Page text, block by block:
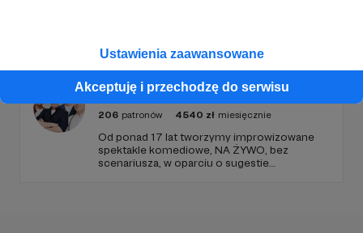
Ustawienia zaawansowane
Akceptuję i przechodzę do serwisu
opowiadania i oryginalnych przestrzeni do
grania, które w połączeniu z poczuciem
humoru dają zupełnie nową jakość
teatralnego doświadczenia.
Grupa AD HOC
206 patronów 4540 zł miesięcznie
Od ponad 17 lat tworzymy improwizowane
spektakle komediowe, NA ŻYWO, bez
scenariusza, w oparciu o sugestie